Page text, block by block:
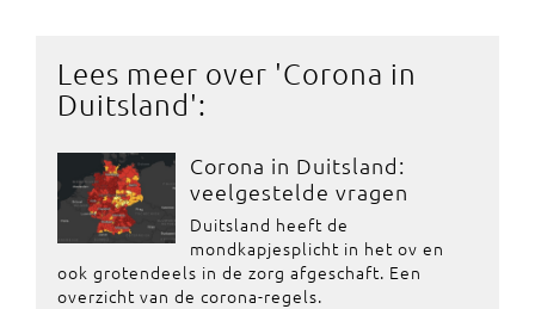
Lees meer over 'Corona in
Duitsland':
Corona in Duitsland:
veelgestelde vragen
Duitsland heeft de
mondkapjesplicht in het ov en
ook grotendeels in de zorg afgeschaft. Een
overzicht van de corona-regels.